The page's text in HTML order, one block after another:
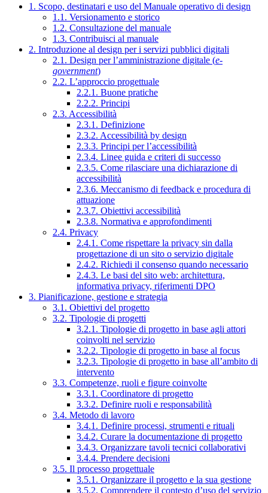
1. Scopo, destinatari e uso del Manuale operativo di design
1.1. Versionamento e storico
1.2. Consultazione del manuale
1.3. Contribuisci al manuale
2. Introduzione al design per i servizi pubblici digitali
2.1. Design per l’amministrazione digitale (e-
government)
2.2. L’approccio progettuale
2.2.1. Buone pratiche
2.2.2. Principi
2.3. Accessibilità
2.3.1. Definizione
2.3.2. Accessibilità by design
2.3.3. Principi per l’accessibilità
2.3.4. Linee guida e criteri di successo
2.3.5. Come rilasciare una dichiarazione di
accessibilità
2.3.6. Meccanismo di feedback e procedura di
attuazione
2.3.7. Obiettivi accessibilità
2.3.8. Normativa e approfondimenti
2.4. Privacy
2.4.1. Come rispettare la privacy sin dalla
progettazione di un sito o servizio digitale
2.4.2. Richiedi il consenso quando necessario
2.4.3. Le basi del sito web: architettura,
informativa privacy, riferimenti DPO
3. Pianificazione, gestione e strategia
3.1. Obiettivi del progetto
3.2. Tipologie di progetti
3.2.1. Tipologie di progetto in base agli attori
coinvolti nel servizio
3.2.2. Tipologie di progetto in base al focus
3.2.3. Tipologie di progetto in base all’ambito di
intervento
3.3. Competenze, ruoli e figure coinvolte
3.3.1. Coordinatore di progetto
3.3.2. Definire ruoli e responsabilità
3.4. Metodo di lavoro
3.4.1. Definire processi, strumenti e rituali
3.4.2. Curare la documentazione di progetto
3.4.3. Organizzare tavoli tecnici collaborativi
3.4.4. Prendere decisioni
3.5. Il processo progettuale
3.5.1. Organizzare il progetto e la sua gestione
3.5.2. Comprendere il contesto d’uso del servizio